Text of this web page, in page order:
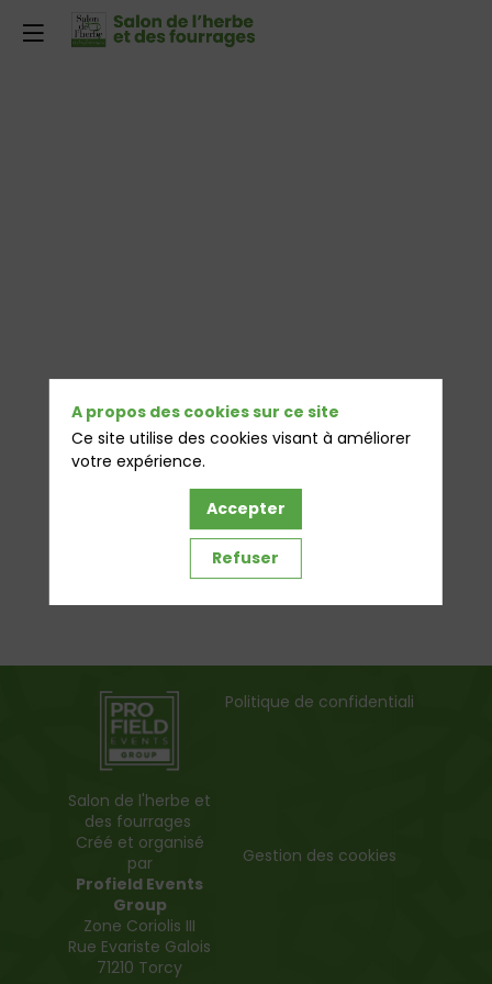
Salon de l'herbe et
des fourrages
Créé et organisé
par
Profield Events
Group
Zone Coriolis III
Rue Evariste Galois
71210 Torcy
Politique de confidentialité
Gestion des cookies
A propos des cookies sur ce site
Ce site utilise des cookies visant à améliorer
votre expérience.
Accepter
Refuser